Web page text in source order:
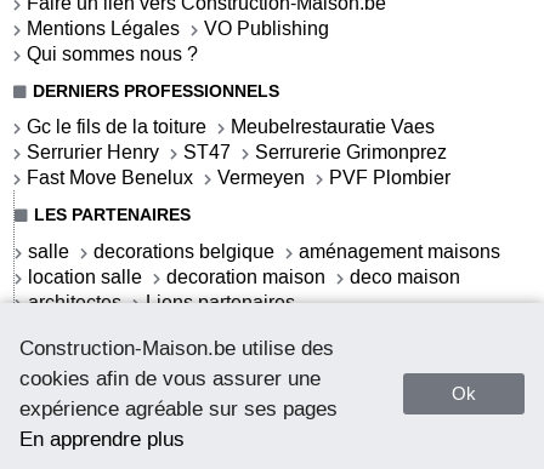
Construction-Maison.be utilise des
cookies afin de vous assurer une
expérience agréable sur ses pages
En apprendre plus
Ok
Mentions Légales
VO Publishing
Qui sommes nous ?
DERNIERS PROFESSIONNELS
Gc le fils de la toiture
Meubelrestauratie Vaes
Serrurier Henry
ST47
Serrurerie Grimonprez
Fast Move Benelux
Vermeyen PVF Plombier
LES PARTENAIRES
salle decorations belgique
aménagement maisons
location salle
decoration maison
deco maison
architectes
Liens partenaires
LES ACTUALITÉS
S'offrir une salle de bains contemporaine
La salle de bains contemporaine
La salle de bains cottage
Webdeco.be - deco addicted
Comment débloquer un coffre-fort sans clé